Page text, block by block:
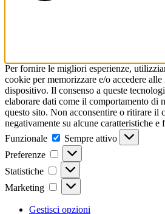
Per fornire le migliori esperienze,
cookie per memorizzare e/o accedere
dispositivo. Il consenso a queste
elaborare dati come il comportamento di
questo sito. Non acconsentire o ritirare il
negativamente su alcune caratteristiche e
Funzionale
Sempre attivo
Preferenze
Statistiche
Marketing
Gestisci opzioni